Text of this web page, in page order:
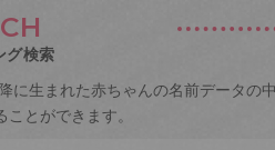
グ検索
生まれた赤ちゃんの名前データの中
とができます。